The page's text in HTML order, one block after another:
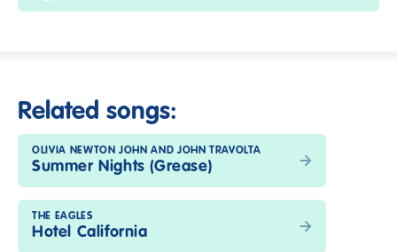
Related songs:
OLIVIA NEWTON JOHN AND JOHN TRAVOLTA
Summer Nights (Grease)
THE EAGLES
Hotel California